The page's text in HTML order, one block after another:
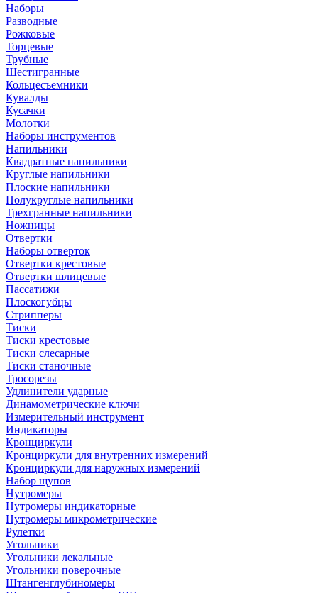
Наборы
Разводные
Рожковые
Торцевые
Трубные
Шестигранные
Кольцесъемники
Кувалды
Кусачки
Молотки
Наборы инструментов
Напильники
Квадратные напильники
Круглые напильники
Плоские напильники
Полукруглые напильники
Трехгранные напильники
Ножницы
Отвертки
Наборы отверток
Отвертки крестовые
Отвертки шлицевые
Пассатижи
Плоскогубцы
Стрипперы
Тиски
Тиски крестовые
Тиски слесарные
Тиски станочные
Тросорезы
Удлинители ударные
Динамометрические ключи
Измерительный инструмент
Индикаторы
Кронциркули
Кронциркули для внутренних измерений
Кронциркули для наружных измерений
Набор щупов
Нутромеры
Нутромеры индикаторные
Нутромеры микрометрические
Рулетки
Угольники
Угольники лекальные
Угольники поверочные
Штангенглубиномеры